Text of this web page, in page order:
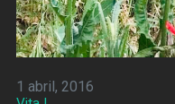
1 abril, 2016